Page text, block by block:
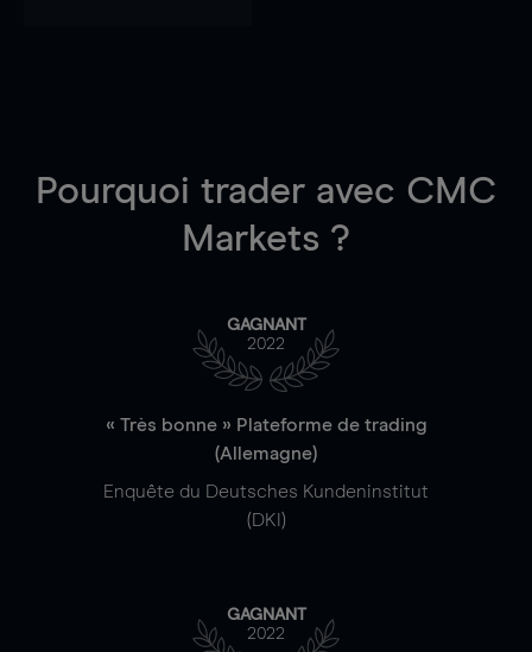
Pourquoi trader avec CMC
Markets ?
GAGNANT
2022
« Très bonne » Plateforme de trading
(Allemagne)
Enquête du Deutsches Kundeninstitut
(DKI)
GAGNANT
2022